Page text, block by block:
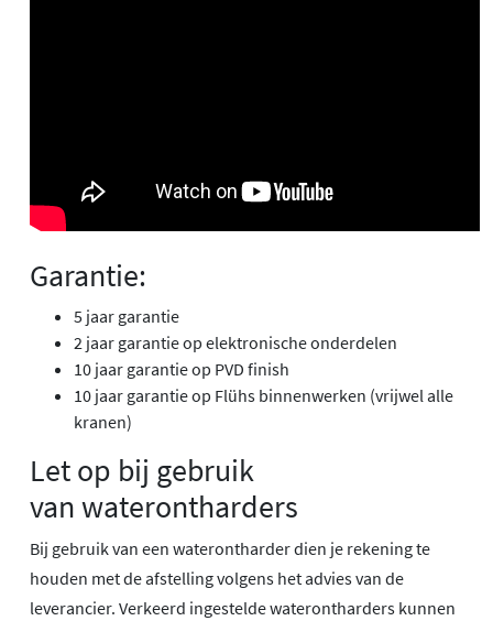
Garantie:
5 jaar garantie
2 jaar garantie op elektronische onderdelen
10 jaar garantie op PVD finish
10 jaar garantie op Flühs binnenwerken (vrijwel alle
kranen)
Let op bij gebruik
van waterontharders
Bij gebruik van een waterontharder dien je rekening te
houden met de afstelling volgens het advies van de
leverancier. Verkeerd ingestelde waterontharders kunnen